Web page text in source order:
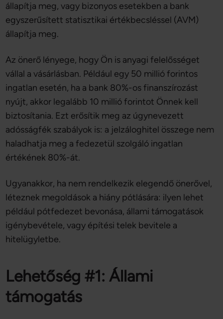
állapítja meg, vagy bizonyos esetekben a bank
egyszerűsített statisztikai értékbecsléssel (AVM)
állapítja meg.
Az önerő lényege, hogy Ön is anyagi felelősséget
vállal a vásárlásban. Például egy 50 millió forintos
ingatlan esetén, ha a bank 80%-os finanszírozást
nyújt, akkor legalább 10 millió forintot Önnek kell
biztosítania. Ezt erősítik meg az úgynevezett
adósságfék szabályok is: a jelzáloghitel összege nem
haladhatja meg a fedezetül szolgáló ingatlan
értékének 80%-át.
Ugyanakkor, ha nem rendelkezik elegendő önerővel,
léteznek megoldások a hiány pótlására: ilyen lehet
például pótfedezet bevonása, állami támogatások
igénybevétele, vagy építési telek bevitele a
hitelügyletbe.
Lehetőség #1: Állami
támogatás